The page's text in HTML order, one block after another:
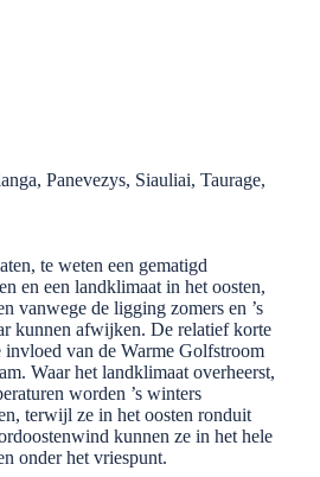
Panevezys, Siauliai, Taurage,
te weten een gematigd
en een landklimaat in het oosten,
vanwege de ligging zomers en ’s
kunnen afwijken. De relatief korte
van de Warme Golfstroom
Waar het landklimaat overheerst,
worden ’s winters
terwijl ze in het oosten ronduit
kunnen ze in het hele
onder het vriespunt.